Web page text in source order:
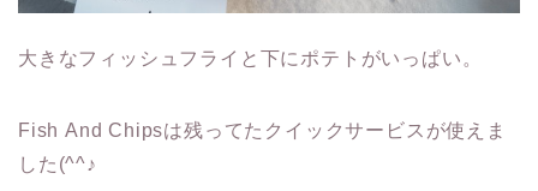
大きなフィッシュフライと下にポテトがいっぱい。
Fish And Chipsは残ってたクイックサービスが使えま
した(^^♪